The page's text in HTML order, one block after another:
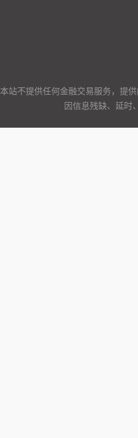
本站不提供任何金融交易服务，提
因信息残缺、延时